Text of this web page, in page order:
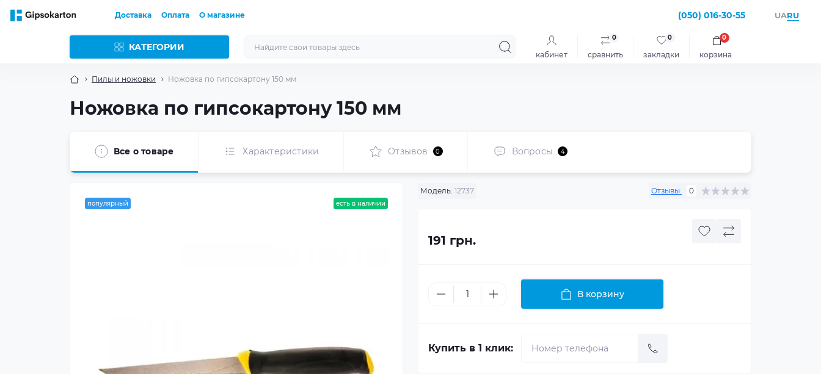
Доставка Оплата О магазине (050) 016-30-55 UARU
КАТЕГОРИИ
кабинет сравнить
0
закладки
0
корзина
0
Пилы и ножовки Ножовка по гипсокартону 150 мм
Ножовка по гипсокартону 150 мм
Все о товаре Характеристики Отзывов 0 Вопросы 4
популярный есть в наличии
Модель: 12737 Отзывы: 0
191 грн.
В корзину
Купить в 1 клик: